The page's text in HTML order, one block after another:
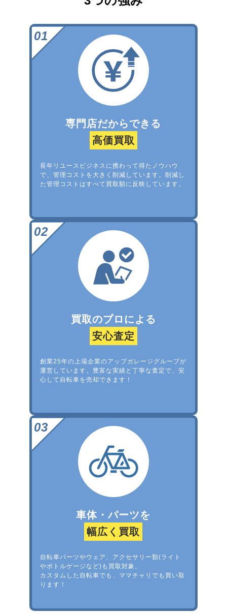
専門店だからできる
高価買取
長年リユースビジネスに携わって得たノウハウ
で、管理コストを大きく削減しています。削減し
た管理コストはすべて買取額に反映しています。
買取のプロによる
安心査定
創業25年の上場企業のアップガレージグループが
運営しています。豊富な実績と丁寧な査定で、安
心して自転車を売却できます！
車体・パーツを
幅広く買取
自転車パーツやウェア、アクセサリー類(ライト
やボトルゲージなど)も買取対象。
カスタムした自転車でも、ママチャリでも買い取
ります！